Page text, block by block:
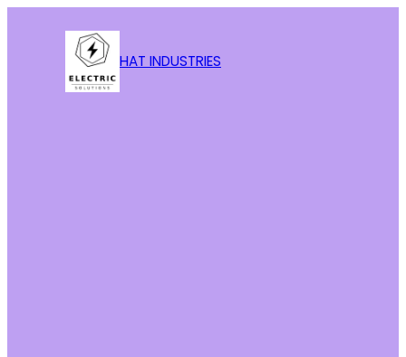
HAT INDUSTRIES